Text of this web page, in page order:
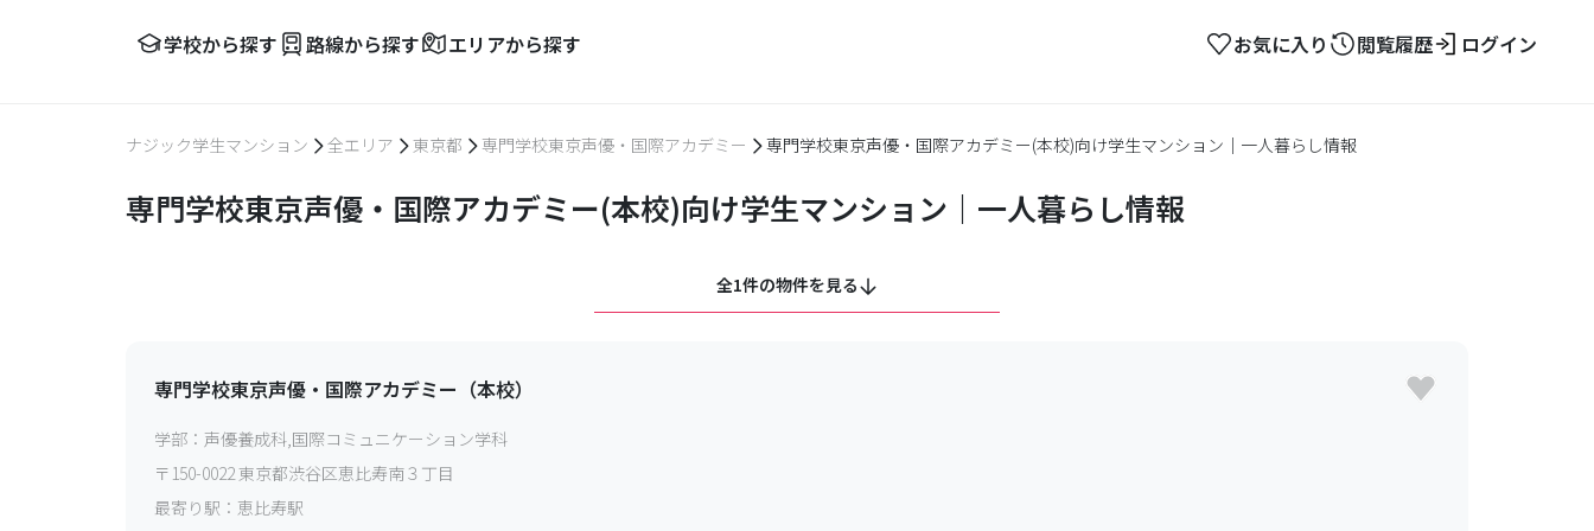
学校から探す 路線から探す エリアから探す お気に入り 閲覧履歴 ログイン
ナジック学生マンション 全エリア 東京都 専門学校東京声優・国際アカデミー 専門学校東京声優・国際アカデミー(本校)向け学生マンション｜一人暮らし情報
専門学校東京声優・国際アカデミー(本校)向け学生マンション｜一人暮らし情報
全1件の物件を見る
専門学校東京声優・国際アカデミー（本校）
学部： 声優養成科,国際コミュニケーション学科
〒 150-0022東京都渋谷区恵比寿南３丁目
最寄り駅： 恵比寿駅